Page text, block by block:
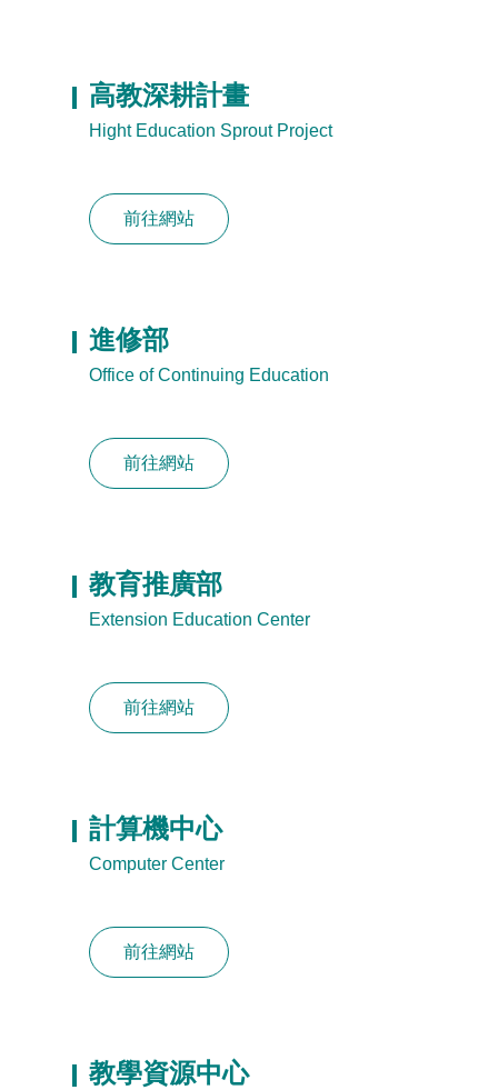
高教深耕計畫
Hight Education Sprout Project
前往網站
進修部
Office of Continuing Education
前往網站
教育推廣部
Extension Education Center
前往網站
計算機中心
Computer Center
前往網站
教學資源中心